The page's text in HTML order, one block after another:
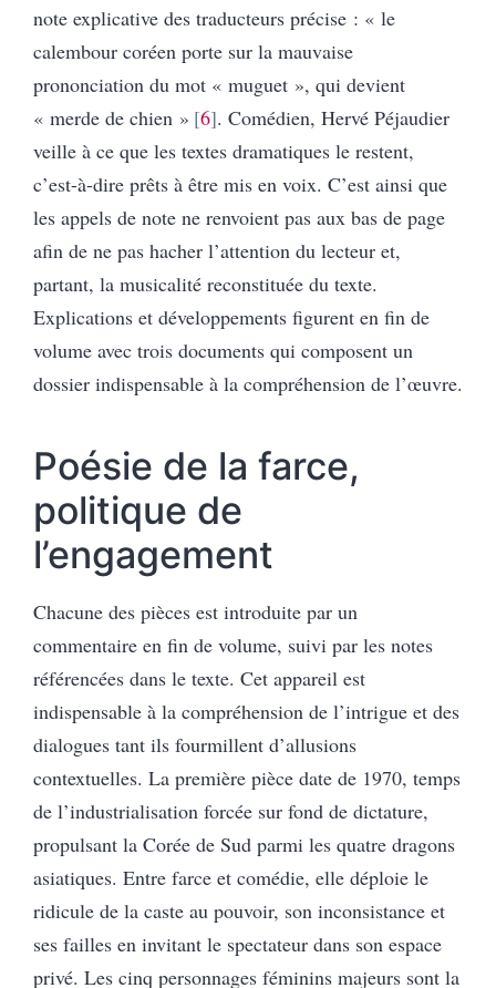
note explicative des traducteurs précise : « le
calembour coréen porte sur la mauvaise
prononciation du mot « muguet », qui devient
« merde de chien » 6 . Comédien, Hervé Péjaudier
veille à ce que les textes dramatiques le restent,
c’est-à-dire prêts à être mis en voix. C’est ainsi que
les appels de note ne renvoient pas aux bas de page
afin de ne pas hacher l’attention du lecteur et,
partant, la musicalité reconstituée du texte.
Explications et développements figurent en fin de
volume avec trois documents qui composent un
dossier indispensable à la compréhension de l’œuvre.
Poésie de la farce,
politique de
l’engagement
Chacune des pièces est introduite par un
commentaire en fin de volume, suivi par les notes
référencées dans le texte. Cet appareil est
indispensable à la compréhension de l’intrigue et des
dialogues tant ils fourmillent d’allusions
contextuelles. La première pièce date de 1970, temps
de l’industrialisation forcée sur fond de dictature,
propulsant la Corée de Sud parmi les quatre dragons
asiatiques. Entre farce et comédie, elle déploie le
ridicule de la caste au pouvoir, son inconsistance et
ses failles en invitant le spectateur dans son espace
privé. Les cinq personnages féminins majeurs sont la